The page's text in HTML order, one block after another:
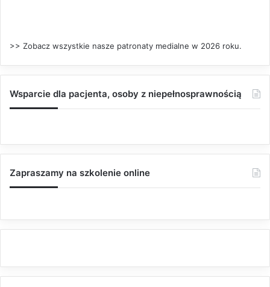
>> Zobacz wszystkie nasze patronaty medialne w 2026 roku.
Wsparcie dla pacjenta, osoby z niepełnosprawnością
Zapraszamy na szkolenie online